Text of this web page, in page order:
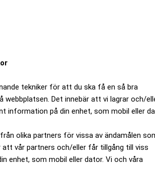
tekniker för att du ska få en så bra
webbplatsen. Det innebär att vi lagrar och/
information på din enhet, som mobil eller
olika partners för vissa av ändamålen
att vår partners och/eller får tillgång till viss
enhet, som mobil eller dator. Vi och våra